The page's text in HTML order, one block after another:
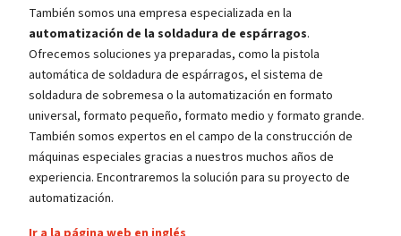
También somos una empresa especializada en la
automatización de la soldadura de espárragos.
Ofrecemos soluciones ya preparadas, como la pistola
automática de soldadura de espárragos, el sistema de
soldadura de sobremesa o la automatización en formato
universal, formato pequeño, formato medio y formato grande.
También somos expertos en el campo de la construcción de
máquinas especiales gracias a nuestros muchos años de
experiencia. Encontraremos la solución para su proyecto de
automatización.